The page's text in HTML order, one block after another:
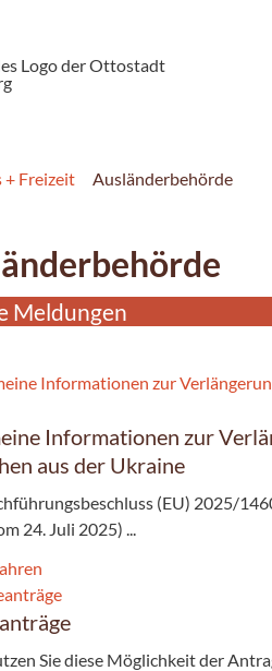
+ Freizeit Ausländerbehörde
Meldungen
Informationen zur
aus der Ukraine
(EU) 2025/
24. Juli 2025) ...
Sie diese Möglichkeit der